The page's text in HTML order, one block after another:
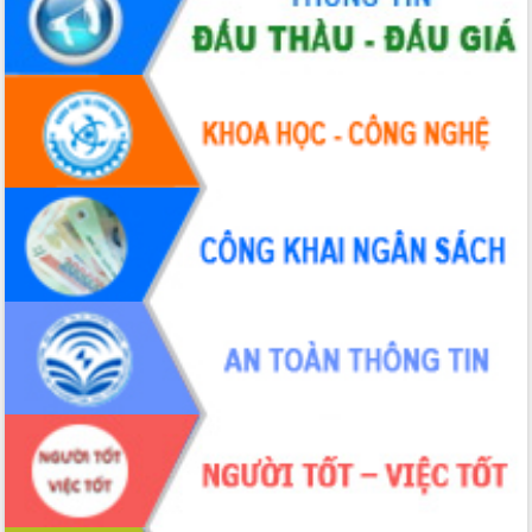
Định vị cà phê Việt Nam như một “di
sản sống” trong dòng chảy toàn cầu
Xây dựng nông thôn mới: Nâng cao đời
sống người dân từ những mô hình thiết
thực
Quyết liệt tháo gỡ vướng mắc, đẩy
nhanh tiến độ các dự án trọng điểm
trong Khu kinh tế Nam Phú Yên
Hòn Yến phát triển du lịch gắn với bảo
tồn biển
Lấy ý kiến điều chỉnh Quy hoạch tỉnh
Đắk Lắk thời kỳ 2021-2030, tầm nhìn
đến năm 2050
Phát động chiến dịch 30 ngày đêm
giải phóng mặt bằng Tuyến đường bộ
ven biển
Đắk Lắk nỗ lực thúc đẩy tăng trưởng
kinh tế từ 10% trở lên trong Quý
II/2026
Đắk Lắk ký kết thỏa thuận hợp tác về
chuyển đổi số giai đoạn 2026 – 2030